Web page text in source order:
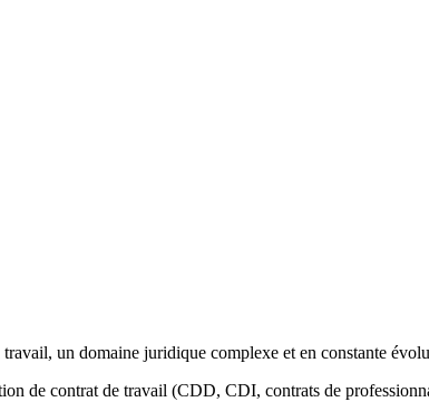
un domaine juridique complexe et en constante
de contrat de travail (CDD, CDI, contrats de